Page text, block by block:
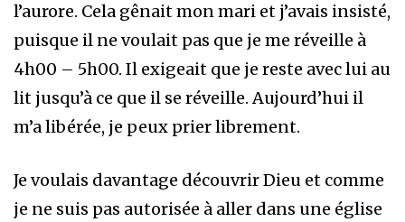
l’aurore. Cela gênait mon mari et j’avais insisté,
puisque il ne voulait pas que je me réveille à
4h00 – 5h00. Il exigeait que je reste avec lui au
lit jusqu’à ce que il se réveille. Aujourd’hui il
m’a libérée, je peux prier librement.
Je voulais davantage découvrir Dieu et comme
je ne suis pas autorisée à aller dans une église